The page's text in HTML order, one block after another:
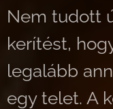
Nem tudott
kerítést,
legalább
egy telet. A